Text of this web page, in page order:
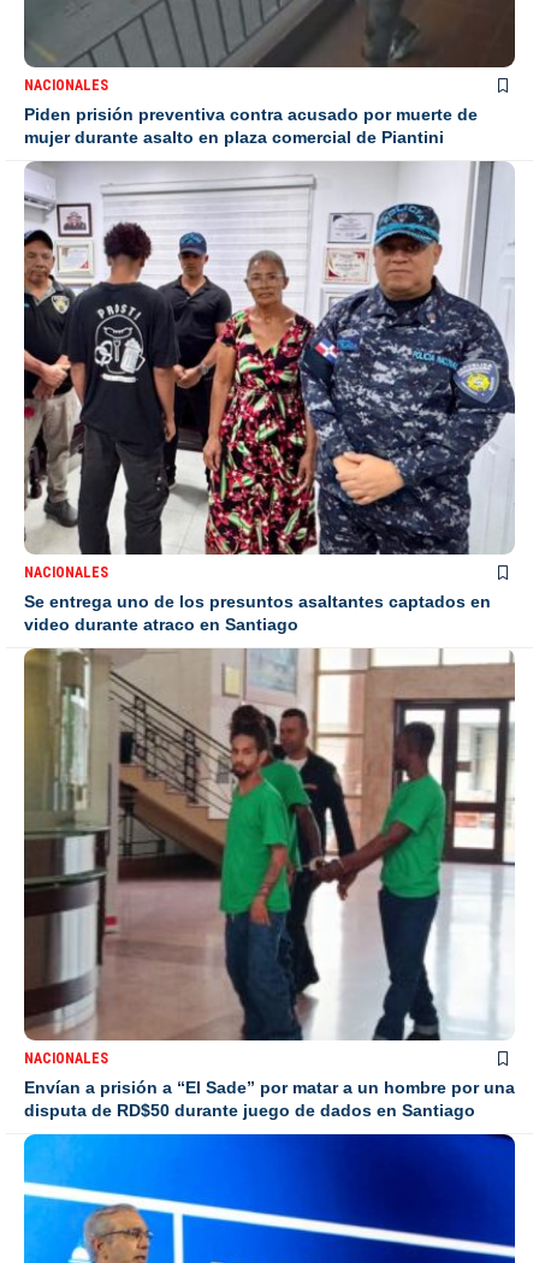
NACIONALES
Piden prisión preventiva contra acusado por muerte de
mujer durante asalto en plaza comercial de Piantini
NACIONALES
Se entrega uno de los presuntos asaltantes captados en
video durante atraco en Santiago
NACIONALES
Envían a prisión a “El Sade” por matar a un hombre por una
disputa de RD$50 durante juego de dados en Santiago